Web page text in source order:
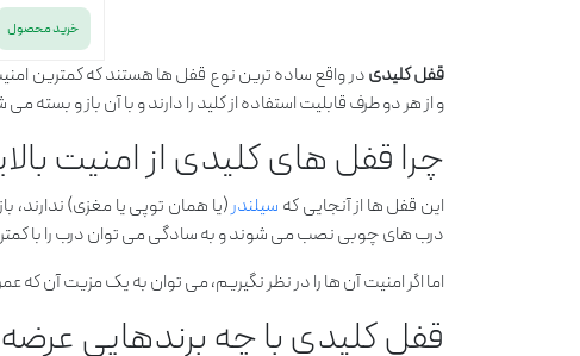
خرید محصول
قفل کلیدیدر واقع ساده ترین نوع قفل ها هستند که کمترین
و از هر دو طرف قابلیت استفاده از کلید را دارند و با آن باز و
چرا قفل های کلیدی از امنیت
این قفل ها از آنجایی که سیلندر(یا همان توپی یا مغزی) ندارند،
درب های چوبی نصب می شوند و به سادگی می توان درب را با
اما اگر امنیت آن ها را در نظر نگیریم، می توان به یک مزیت آن
قفل کلیدی با چه برندهایی